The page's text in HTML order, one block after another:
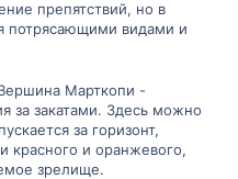
препятствий, но в
потрясающими видами и
Марткопи -
за закатами. Здесь можно
за горизонт,
красного и оранжевого,
зрелище.